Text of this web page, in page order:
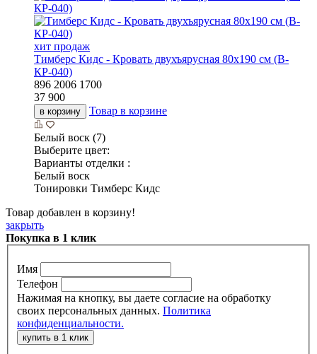
хит продаж
Тимберс Кидс - Кровать двухъярусная 80х190 см (В-
КР-040)
896 2006 1700
37 900
в корзину Товар в корзине
Белый воск (7)
Выберите цвет:
Варианты отделки :
Белый воск
Тонировки Тимберс Кидс
Товар добавлен в корзину!
закрыть
Покупка в 1 клик
Имя
Телефон
Нажимая на кнопку, вы даете согласие на обработку
своих персональных данных. Политика
конфиденциальности.